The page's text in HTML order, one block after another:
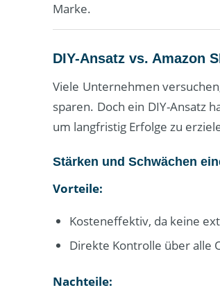
Marke.
DIY-Ansatz vs. Amazon
Viele Unternehmen
sparen. Doch ein DIY-Ansatz
um langfristig Erfolge zu
Stärken und Schwächen
Vorteile:
Kosteneffektiv, da keine
Direkte Kontrolle über alle
Nachteile: